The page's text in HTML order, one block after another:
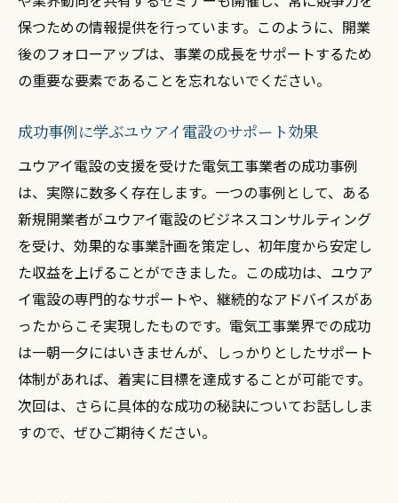
保つための情報提供を行っています。このように、開業
後のフォローアップは、事業の成長をサポートするため
の重要な要素であることを忘れないでください。
成功事例に学ぶユウアイ電設のサポート効果
ユウアイ電設の支援を受けた電気工事業者の成功事例
は、実際に数多く存在します。一つの事例として、ある
新規開業者がユウアイ電設のビジネスコンサルティング
を受け、効果的な事業計画を策定し、初年度から安定し
た収益を上げることができました。この成功は、ユウア
イ電設の専門的なサポートや、継続的なアドバイスがあ
ったからこそ実現したものです。電気工事業界での成功
は一朝一夕にはいきませんが、しっかりとしたサポート
体制があれば、着実に目標を達成することが可能です。
次回は、さらに具体的な成功の秘訣についてお話ししま
すので、ぜひご期待ください。